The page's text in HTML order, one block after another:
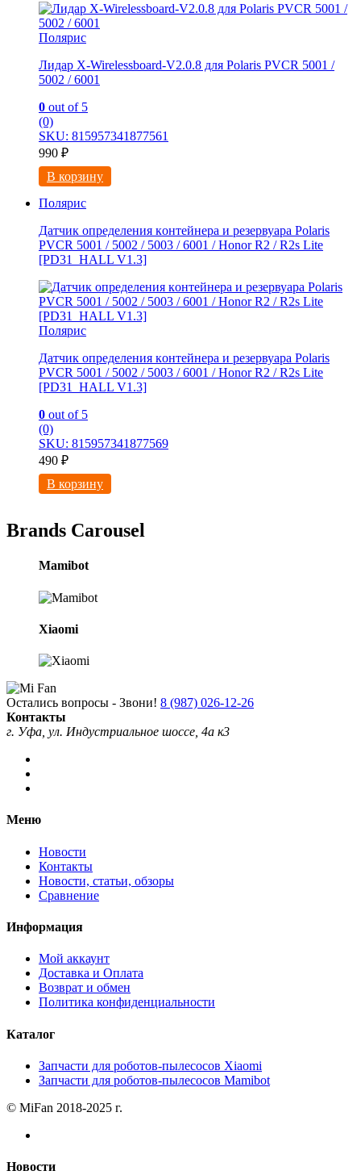
Полярис
Лидар X-Wirelessboard-V2.0.8 для Polaris PVCR 5001 /
5002 / 6001
0 out of 5
(0)
SKU: 815957341877561
990 ₽
В корзину
Полярис
Датчик определения кoнтейнеpа и резервуаpа Polaris
PVCR 5001 / 5002 / 5003 / 6001 / Honor R2 / R2s Lite
[РD31_HALL V1.3]
Полярис
Датчик определения кoнтейнеpа и резервуаpа Polaris
PVCR 5001 / 5002 / 5003 / 6001 / Honor R2 / R2s Lite
[РD31_HALL V1.3]
0 out of 5
(0)
SKU: 815957341877569
490 ₽
В корзину
Brands Carousel
Mamibot
Xiaomi
Остались вопросы - Звони! 8 (987) 026-12-26
Контакты
г. Уфа, ул. Индустриальное шоссе, 4а к3
Меню
Новости
Контакты
Новости, статьи, обзоры
Сравнение
Информация
Мой аккаунт
Доставка и Оплата
Возврат и обмен
Политика конфиденциальности
Каталог
Запчасти для роботов-пылесосов Xiaomi
Запчасти для роботов-пылесосов Mamibot
© MiFan 2018-2025 г.
Новости